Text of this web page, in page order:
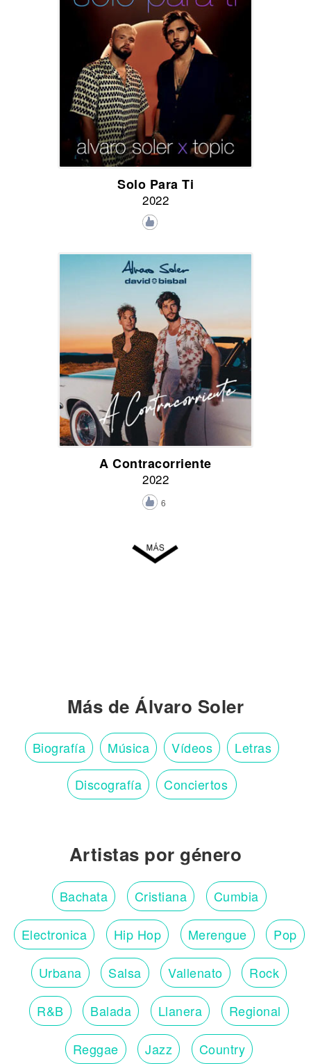
Solo Para Ti
2022
A Contracorriente
2022
6
Más de Álvaro Soler
Biografía Música Vídeos Letras
Discografía Conciertos
Artistas por género
Bachata Cristiana Cumbia
Electronica Hip Hop Merengue Pop
Urbana Salsa Vallenato Rock
R&B Balada Llanera Regional
Reggae Jazz Country